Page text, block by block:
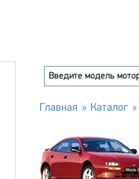
Главная Каталог